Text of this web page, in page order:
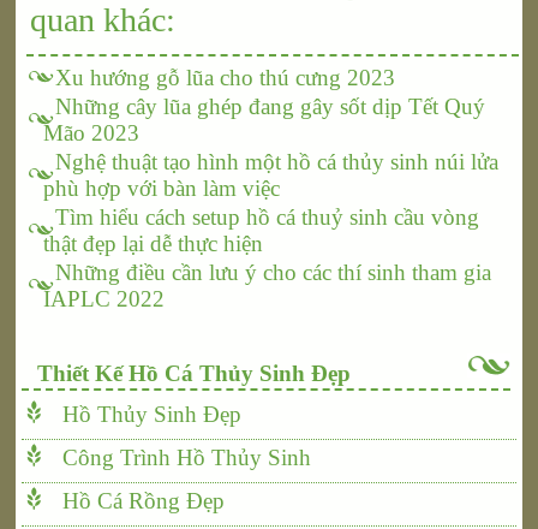
quan khác:
Xu hướng gỗ lũa cho thú cưng 2023
Những cây lũa ghép đang gây sốt dịp Tết Quý
Mão 2023
Nghệ thuật tạo hình một hồ cá thủy sinh núi lửa
phù hợp với bàn làm việc
Tìm hiểu cách setup hồ cá thuỷ sinh cầu vòng
thật đẹp lại dễ thực hiện
Những điều cần lưu ý cho các thí sinh tham gia
IAPLC 2022
Thiết Kế Hồ Cá Thủy Sinh Đẹp
Hồ Thủy Sinh Đẹp
Công Trình Hồ Thủy Sinh
Hồ Cá Rồng Đẹp